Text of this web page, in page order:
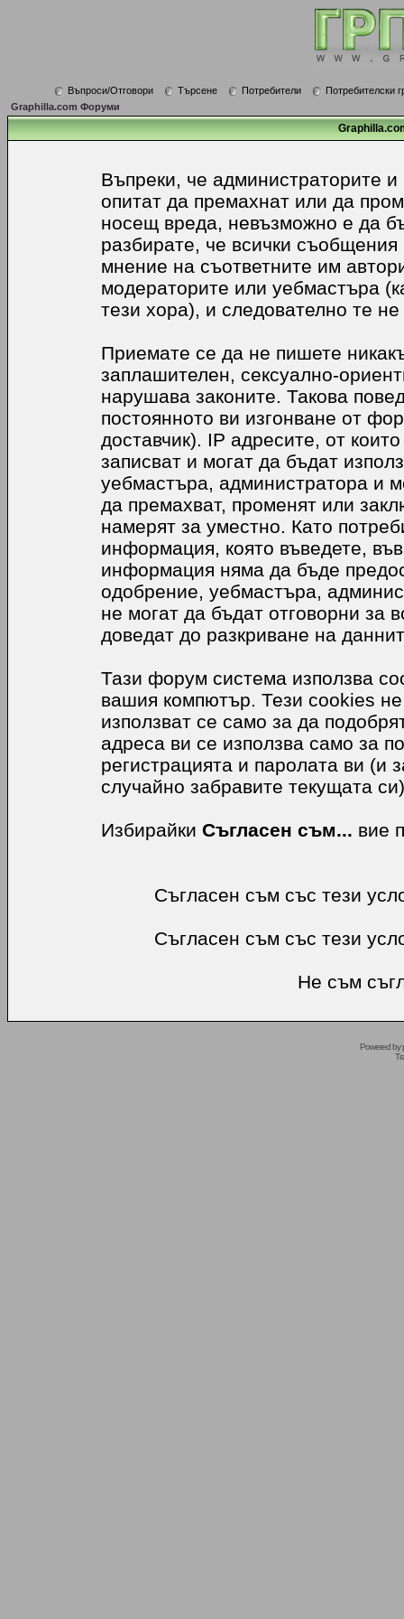
Въпроси/Отговори Търсене Потребители
Потребителски
Graphilla.com Форуми
Въпреки, че администраторите
опитат да премахнат или да
носещ вреда, невъзможно е да
разбирате, че всички
мнение на съответните им
модераторите или уебмастъра
тези хора), и следователно те не
Приемате се да не пишете
заплашителен, сексуално-
нарушава законите. Такова
постоянното ви изгонване от
доставчик). IP адресите, от
записват и могат да бъдат
уебмастъра, администратора и
да премахват, променят или
намерят за уместно. Като
информация, която въведете,
информация няма да бъде
одобрение, уебмастъра,
не могат да бъдат отговорни за
доведат до разкриване на
Тази форум система използва
вашия компютър. Тези cookies
използват се само за да
адреса ви се използва само за
регистрацията и паролата ви (и
случайно забравите текущата
Избирайки Съгласен съм... вие
Съгласен съм със тези
Съгласен съм със тези
Не съм
Powered by